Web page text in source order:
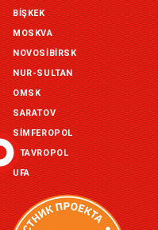
in stock:not in stock
Склад Екатеринбург (г.
in stock:not in stock
Склад Казань (г.
in stock:not in stock
Склад Уфа (г. Уфа, ул.
in stock:not in stock
BIŞKEK
MOSKVA
NOVOSIBIRSK
NUR-SULTAN
OMSK
SARATOV
SIMFEROPOL
STAVROPOL
UFA